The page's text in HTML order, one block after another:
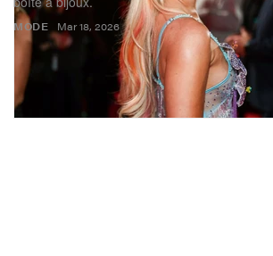
MODE Mar 18, 2026